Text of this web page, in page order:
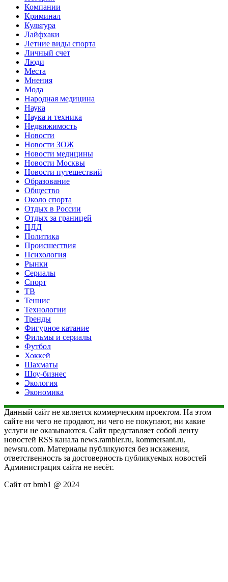
Компании
Криминал
Культура
Лайфхаки
Летние виды спорта
Личный счет
Люди
Места
Мнения
Мода
Народная медицина
Наука
Наука и техника
Недвижимость
Новости
Новости ЗОЖ
Новости медицины
Новости Москвы
Новости путешествий
Образование
Общество
Около спорта
Отдых в России
Отдых за границей
ПДД
Политика
Происшествия
Психология
Рынки
Сериалы
Спорт
ТВ
Теннис
Технологии
Тренды
Фигурное катание
Фильмы и сериалы
Футбол
Хоккей
Шахматы
Шоу-бизнес
Экология
Экономика
Данный сайт не является коммерческим проектом. На этом
сайте ни чего не продают, ни чего не покупают, ни какие
услуги не оказываются. Сайт представляет собой ленту
новостей RSS канала news.rambler.ru, kommersant.ru,
newsru.com. Материалы публикуются без искажения,
ответственность за достоверность публикуемых новостей
Администрация сайта не несёт.
Сайт от bmb1 @ 2024